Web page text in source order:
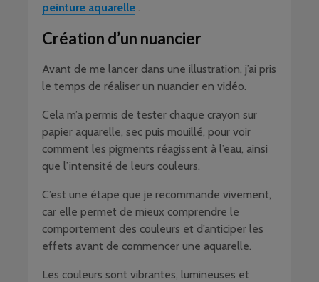
peinture aquarelle .
Création d’un nuancier
Avant de me lancer dans une illustration, j’ai pris
le temps de réaliser un nuancier en vidéo.
Cela m’a permis de tester chaque crayon sur
papier aquarelle, sec puis mouillé, pour voir
comment les pigments réagissent à l’eau, ainsi
que l’intensité de leurs couleurs.
C’est une étape que je recommande vivement,
car elle permet de mieux comprendre le
comportement des couleurs et d’anticiper les
effets avant de commencer une aquarelle.
Les couleurs sont vibrantes, lumineuses et